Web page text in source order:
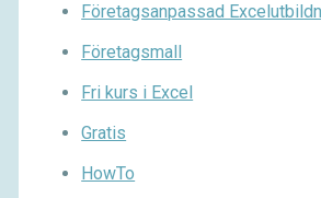
Företagsanpassad
Företagsmall
Fri kurs i Excel
Gratis
HowTo